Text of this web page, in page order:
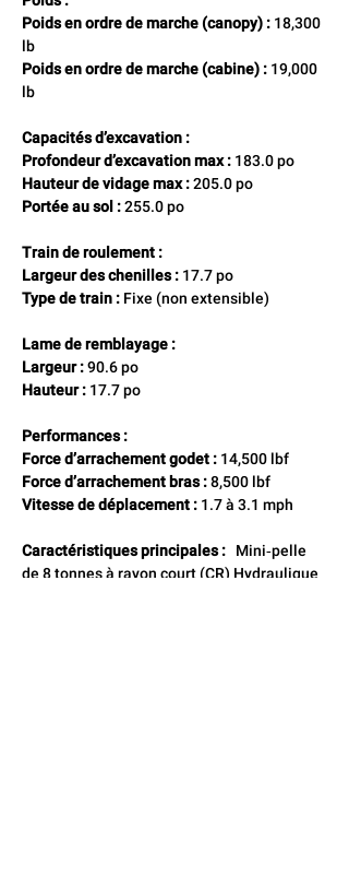
Poids en ordre de marche (canopy) : 18,300
lb
Poids en ordre de marche (cabine) : 19,000
lb
Capacités d’excavation :
Profondeur d’excavation max : 183.0 po
Hauteur de vidage max : 205.0 po
Portée au sol : 255.0 po
Train de roulement :
Largeur des chenilles : 17.7 po
Type de train : Fixe (non extensible)
Lame de remblayage :
Largeur : 90.6 po
Hauteur : 17.7 po
Performances :
Force d’arrachement godet : 14,500 lbf
Force d’arrachement bras : 8,500 lbf
Vitesse de déplacement : 1.7 à 3.1 mph
Caractéristiques principales : Mini‑pelle
de 8 tonnes à rayon court (CR) Hydraulique